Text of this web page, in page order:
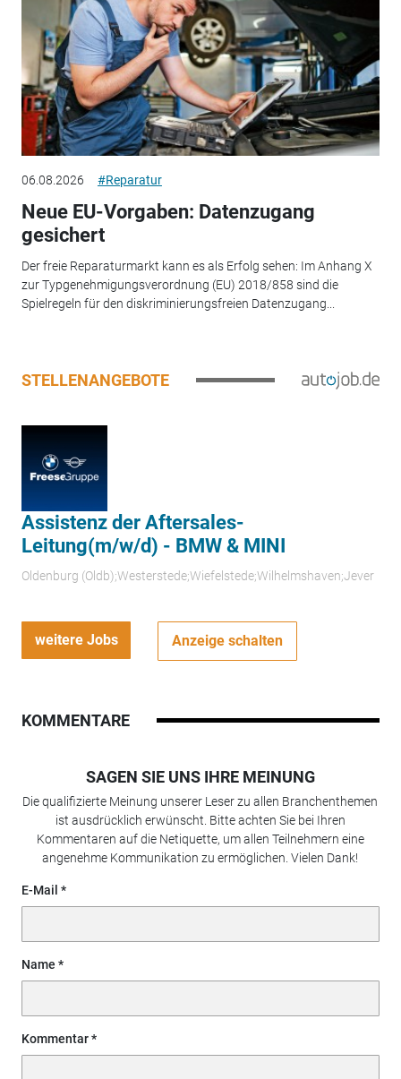
06.08.2026 #Reparatur
Neue EU-Vorgaben: Datenzugang
gesichert
Der freie Reparaturmarkt kann es als Erfolg sehen: Im Anhang X
zur Typgenehmigungsverordnung (EU) 2018/858 sind die
Spielregeln für den diskriminierungsfreien Datenzugang...
STELLENANGEBOTE
Assistenz der Aftersales-
Leitung(m/w/d) - BMW & MINI
Oldenburg (Oldb);Westerstede;Wiefelstede;Wilhelmshaven;Jever
weitere Jobs Anzeige schalten
KOMMENTARE
SAGEN SIE UNS IHRE MEINUNG
Die qualifizierte Meinung unserer Leser zu allen Branchenthemen
ist ausdrücklich erwünscht. Bitte achten Sie bei Ihren
Kommentaren auf die Netiquette, um allen Teilnehmern eine
angenehme Kommunikation zu ermöglichen. Vielen Dank!
E-Mail
Name
Kommentar